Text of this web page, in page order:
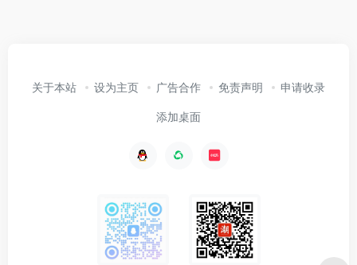
关于本站 设为主页 广告合作 免责声明 申请收录
添加桌面